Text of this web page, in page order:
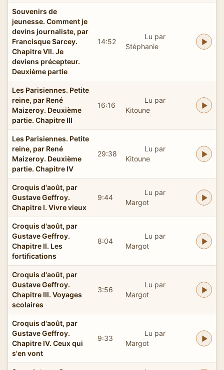
Souvenirs de
jeunesse. Comment je
devins journaliste, par
Francisque Sarcey.
Chapitre VII. Je
deviens précepteur.
Deuxième partie
14:52
Lu par
Stéphanie
Les Parisiennes. Petite
reine, par René
Maizeroy. Deuxième
partie. Chapitre III
16:16
Lu par
Kitoune
Les Parisiennes. Petite
reine, par René
Maizeroy. Deuxième
partie. Chapitre IV
29:38
Lu par
Kitoune
Croquis d'août, par
Gustave Geffroy.
Chapitre I. Vivre vieux
9:44
Lu par
Margot
Croquis d'août, par
Gustave Geffroy.
Chapitre II. Les
fortifications
8:04
Lu par
Margot
Croquis d'août, par
Gustave Geffroy.
Chapitre III. Voyages
scolaires
3:56
Lu par
Margot
Croquis d'août, par
Gustave Geffroy.
Chapitre IV. Ceux qui
s'en vont
9:33
Lu par
Margot